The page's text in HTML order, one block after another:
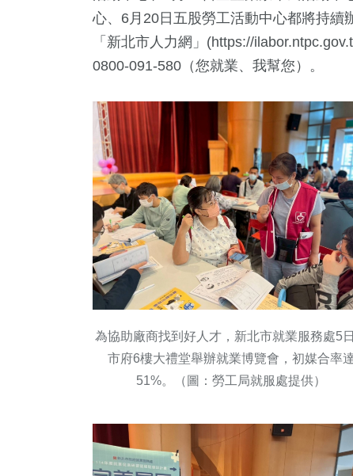
心、6月20日五股勞工活動中心都將持續
「新北市人力網」(https://
0800-091-580（您就業、我幫您）。
為協助廠商找到好人才，新北市就業服務處5
市府6樓大禮堂舉辦就業博覽會，初媒合率
51%。（圖：勞工局就服處提供）